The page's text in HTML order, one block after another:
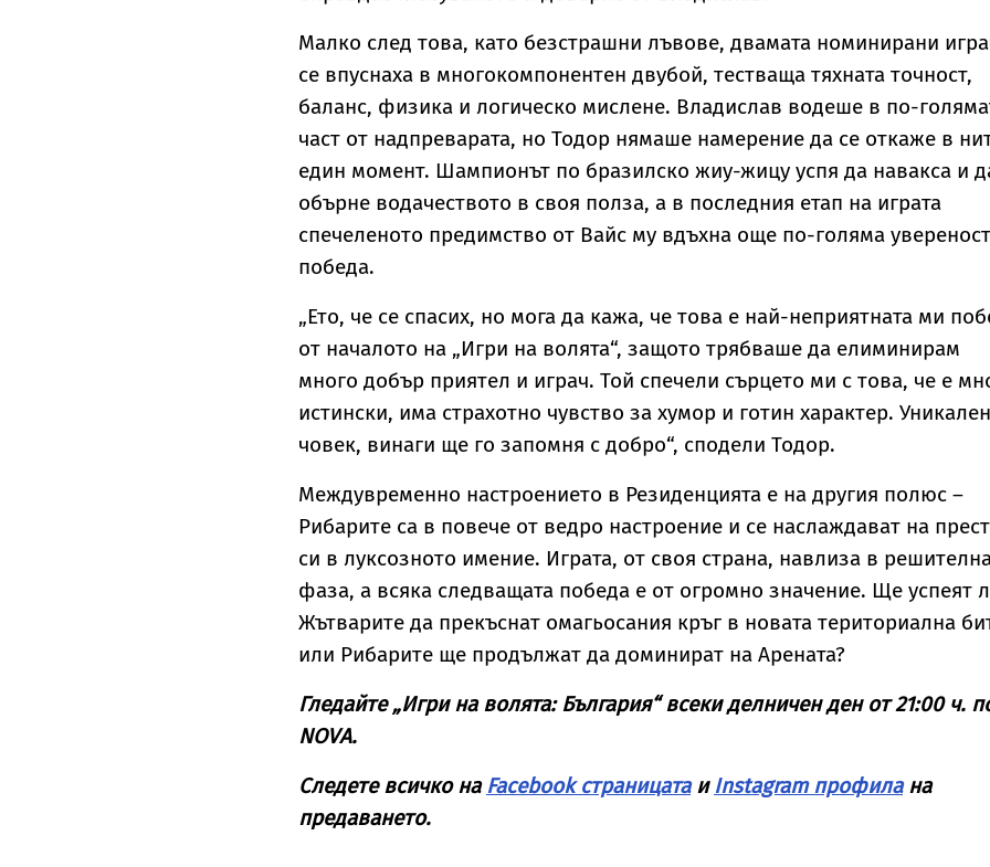
Малко след това, като безстрашни лъвове, двамата номинирани
се впуснаха в многокомпонентен двубой, тестваща тяхната точност,
баланс, физика и логическо мислене. Владислав водеше в по-
част от надпреварата, но Тодор нямаше намерение да се откаже в
един момент. Шампионът по бразилско жиу-жицу успя да навакса и
обърне водачеството в своя полза, а в последния етап на играта
спечеленото предимство от Вайс му вдъхна още по-голяма
победа.
„Ето, че се спасих, но мога да кажа, че това е най-неприятната ми
от началото на „Игри на волята“, защото трябваше да елиминирам
много добър приятел и играч. Той спечели сърцето ми с това, че е
истински, има страхотно чувство за хумор и готин характер. Уникален
човек, винаги ще го запомня с добро“, сподели Тодор.
Междувременно настроението в Резиденцията е на другия полюс –
Рибарите са в повече от ведро настроение и се наслаждават на
си в луксозното имение. Играта, от своя страна, навлиза в
фаза, а всяка следващата победа е от огромно значение. Ще успеят
Жътварите да прекъснат омагьосания кръг в новата териториална
или Рибарите ще продължат да доминират на Арената?
Гледайте „Игри на волята: България“ всеки делничен ден от 21:00 ч.
NOVA.
Следете всичко на Facebook страницатаи Instagram профилана
предаването.